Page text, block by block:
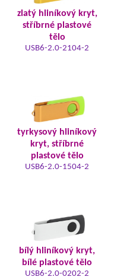
zlatý hliníkový kryt,
stříbrné plastové
tělo
USB6-2.0-2104-2
tyrkysový hliníkový
kryt, stříbrné
plastové tělo
USB6-2.0-1504-2
bílý hliníkový kryt,
bílé plastové tělo
USB6-2.0-0202-2